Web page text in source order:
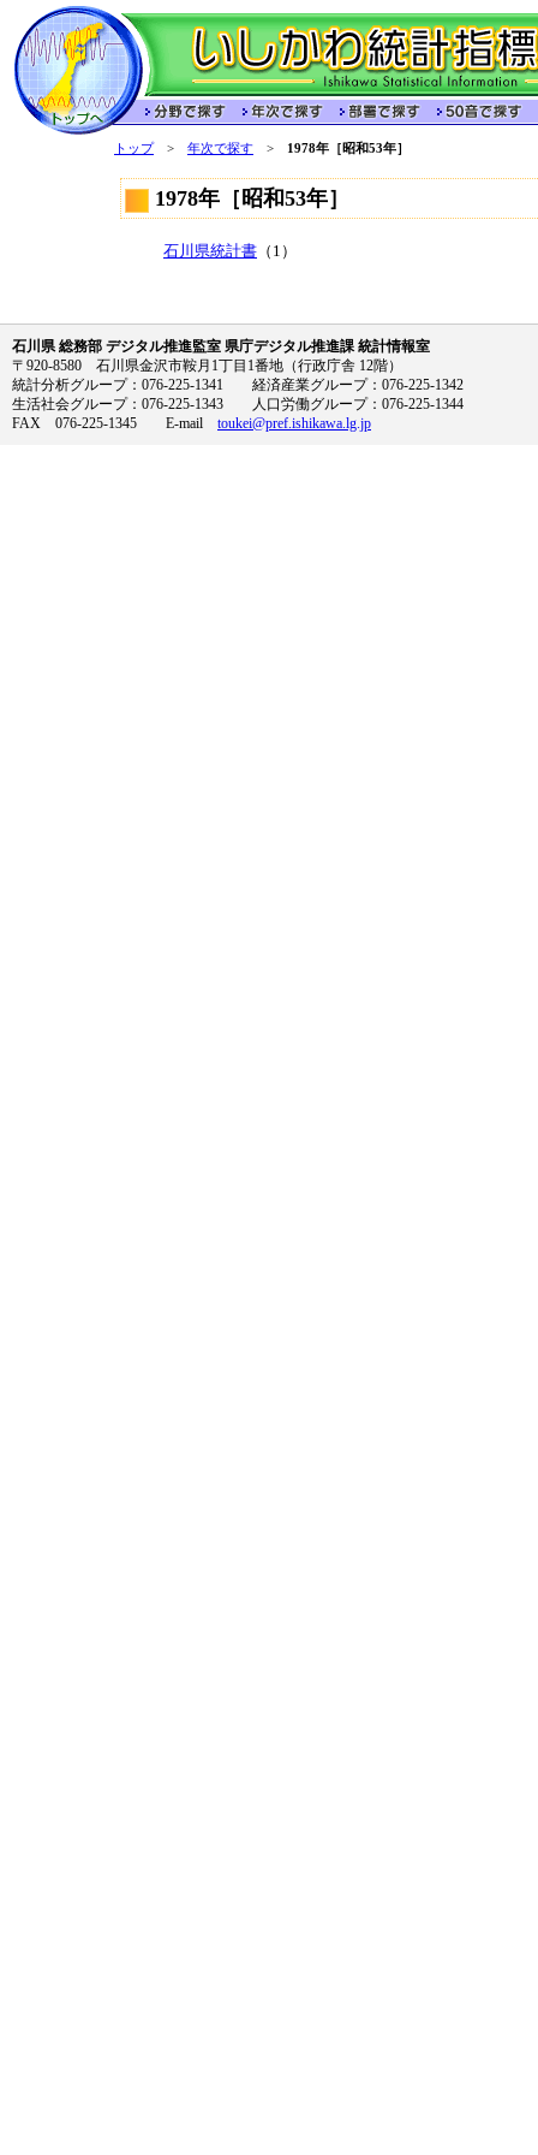
トップ> 年次で探す > 1978年［昭和53年］
1978年［昭和53年］
石川県統計書 （1）
石川県 総務部 デジタル推進監室 県庁デジタル推進課 統計情報室
〒920-8580 石川県金沢市鞍月1丁目1番地（行政庁舎 12階）
統計分析グループ：076-225-1341 経済産業グループ：076-225-1342
生活社会グループ：076-225-1343 人口労働グループ：076-225-1344
FAX 076-225-1345 E-mail toukei@pref.ishikawa.lg.jp